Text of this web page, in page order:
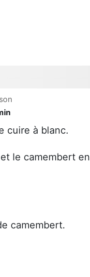
cuire à blanc.
le camembert en
camembert.